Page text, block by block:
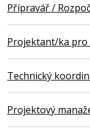
Přípravář /
Projektant/ka pro
Technický
Projektový